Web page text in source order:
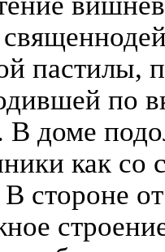
пастилы,
по
В доме
как со
стороне